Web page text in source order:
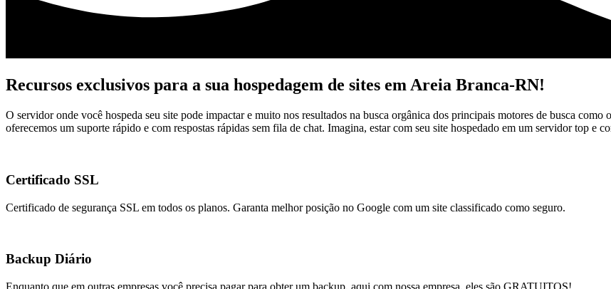
Recursos exclusivos para a sua hospedagem de sites em Areia Branca-RN!
O servidor onde você hospeda seu site pode impactar e muito nos resultados na busca orgânica dos principais motores de busca
oferecemos um suporte rápido e com respostas rápidas sem fila de chat. Imagina, estar com seu site hospedado em um servidor top e
Certificado SSL
Certificado de segurança SSL em todos os planos. Garanta melhor posição no Google com um site classificado como seguro.
Backup Diário
Enquanto que em outras empresas você precisa pagar para obter um backup, aqui com nossa empresa, eles são GRATUITOS!